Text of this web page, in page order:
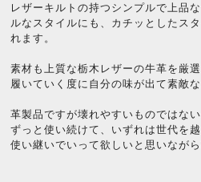
レザーキルトの持つシンプルで上品
ルなスタイルにも、カチッとしたス
れます。
素材も上質な栃木レザーの牛革を厳
履いていく度に自分の味が出て素敵
革製品ですが壊れやすいものではない
ずっと使い続けて、いずれは世代を
使い継いでいって欲しいと思いなが